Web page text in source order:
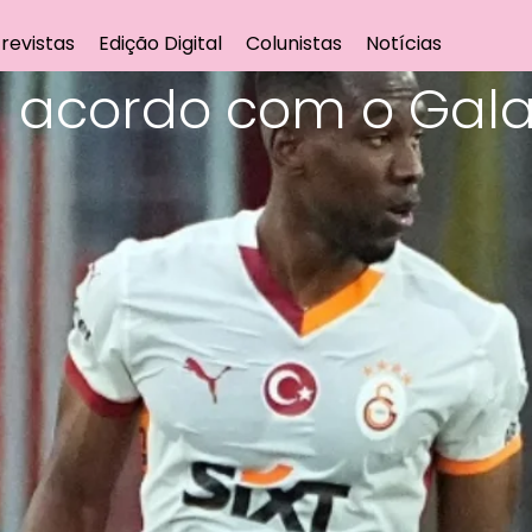
Edição Digital Colunistas Notícias
com o